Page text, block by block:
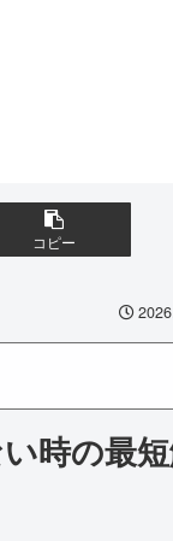
コピー
時の最